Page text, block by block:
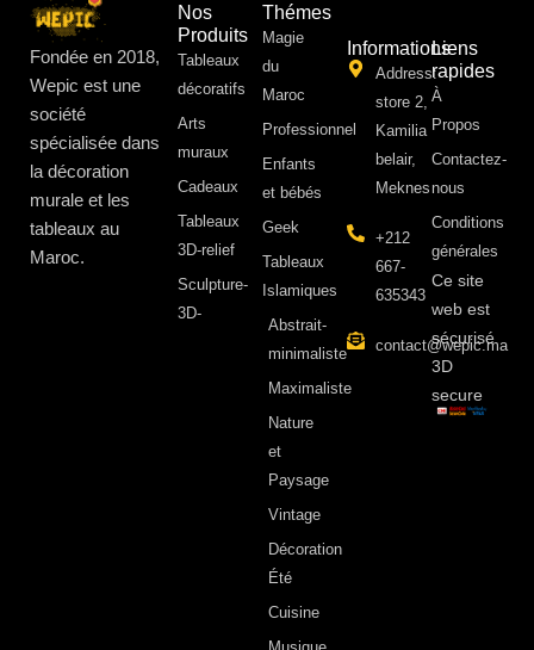
Fondée en 2018,
Wepic est une
société
spécialisée dans
la décoration
murale et les
tableaux au
Maroc.
Nos
Produits
Tableaux
décoratifs
Arts
muraux
Cadeaux
Tableaux
3D-relief
Sculpture-
3D-
Thémes
Magie
du
Maroc
Professionnel
Enfants
et bébés
Geek
Tableaux
Islamiques
Abstrait-
minimaliste
Maximaliste
Nature
et
Paysage
Vintage
Décoration
Été
Cuisine
Informations
Address:
store 2,
Kamilia
belair,
Meknes
+212
667-
635343
contact@wepic.ma
Liens
rapides
À
Propos ​
Contactez-
nous
Conditions
générales
Ce site
web est
sécurisé
3D
secure